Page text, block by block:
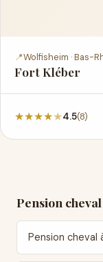
📍Wolfisheim · Bas-
Fort Kléber
★★★★★4.5(8)
Pension
Pension cheval